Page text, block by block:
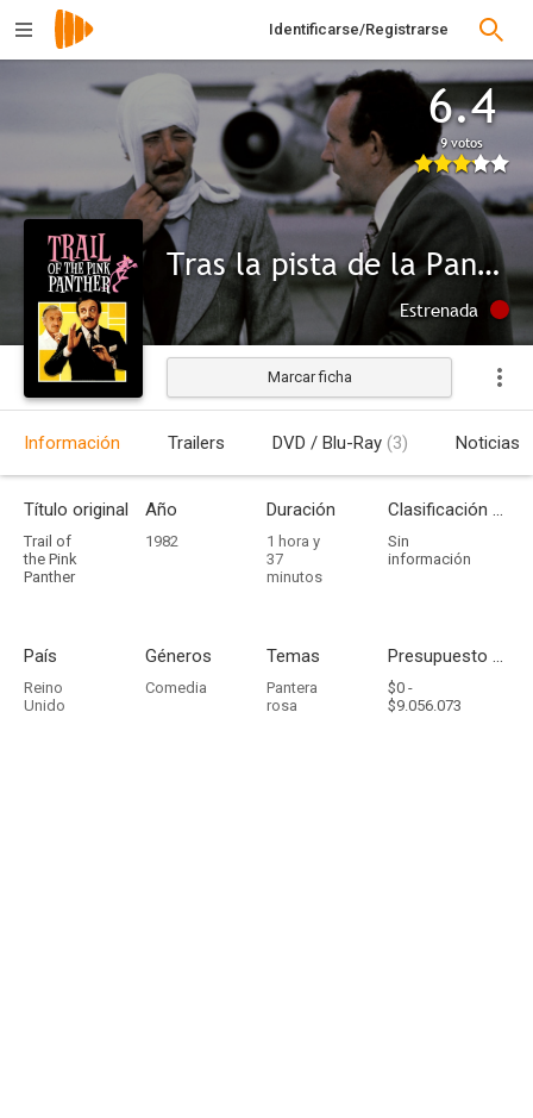
Identificarse/Registrarse
6.4
9 votos
Tras la pista de la Pantera Rosa
Estrenada
Marcar ficha
Información Trailers DVD / Blu-Ray (3) Noticias
Título original
Trail of
the Pink
Panther
Año
1982
Duración
1 hora y
37
minutos
Clasificación por edades
Sin
información
País
Reino
Unido
Géneros
Comedia
Temas
Pantera
rosa
Presupuesto - Ingresos
$0 -
$9.056.073